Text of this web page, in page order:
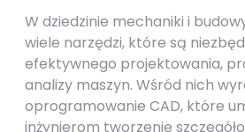
W dziedzinie mechaniki i
wiele narzędzi, które są
efektywnego projektowania,
analizy maszyn. Wśród nich
oprogramowanie CAD, które
inżynierom tworzenie